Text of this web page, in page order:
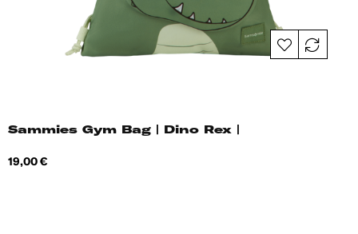
Sammies Gym Bag | Dino Rex |
Hind
19,00 €